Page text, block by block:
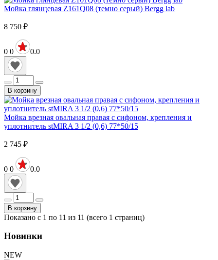
Мойка глянцевая Z161Q08 (темно серый) Bergg lab
8 750 ₽
0 0 0.0
В корзину
Мойка врезная овальная правая с сифоном, крепления и
уплотнитель stMIRA 3 1/2 (0,6) 77*50/15
2 745 ₽
0 0 0.0
В корзину
Показано с 1 по 11 из 11 (всего 1 страниц)
Новинки
NEW